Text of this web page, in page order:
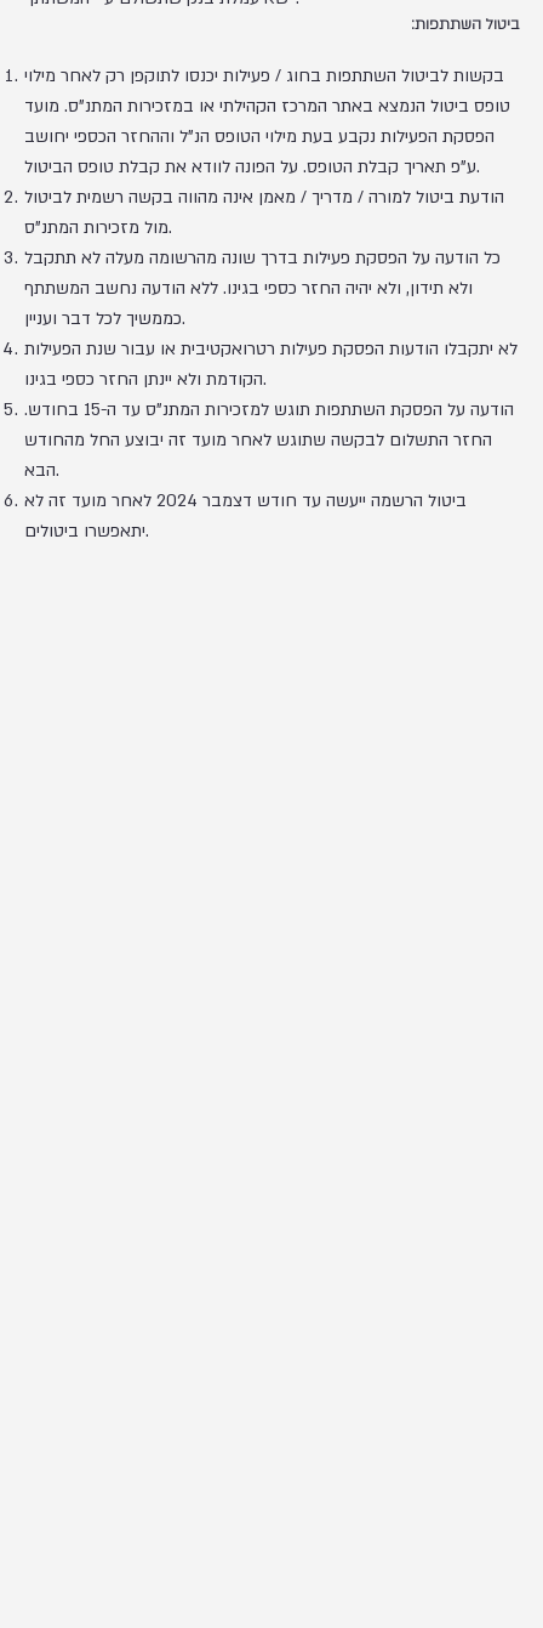
ביטול השתתפות:
בקשות לביטול השתתפות בחוג / פעילות יכנסו לתוקפן רק לאחר מילוי
טופס ביטול הנמצא באתר המרכז הקהילתי או במזכירות המתנ"ס. מועד
הפסקת הפעילות נקבע בעת מילוי הטופס הנ"ל וההחזר הכספי יחושב
ע"פ תאריך קבלת הטופס. על הפונה לוודא את קבלת טופס הביטול.
הודעת ביטול למורה / מדריך / מאמן אינה מהווה בקשה רשמית לביטול
מול מזכירות המתנ"ס.
כל הודעה על הפסקת פעילות בדרך שונה מהרשומה מעלה לא תתקבל
ולא תידון, ולא יהיה החזר כספי בגינו. ללא הודעה נחשב המשתתף
כממשיך לכל דבר ועניין.
לא יתקבלו הודעות הפסקת פעילות רטרואקטיבית או עבור שנת הפעילות
הקודמת ולא יינתן החזר כספי בגינו.
הודעה על הפסקת השתתפות תוגש למזכירות המתנ"ס עד ה-15 בחודש.
החזר התשלום לבקשה שתוגש לאחר מועד זה יבוצע החל מהחודש
הבא.
ביטול הרשמה ייעשה עד חודש דצמבר 2024 לאחר מועד זה לא
יתאפשרו ביטולים.